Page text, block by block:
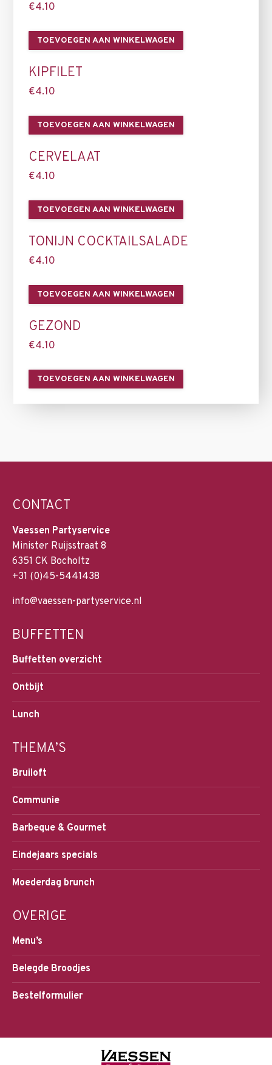
€4.10
TOEVOEGEN AAN WINKELWAGEN
KIPFILET
€4.10
TOEVOEGEN AAN WINKELWAGEN
CERVELAAT
€4.10
TOEVOEGEN AAN WINKELWAGEN
TONIJN COCKTAILSALADE
€4.10
TOEVOEGEN AAN WINKELWAGEN
GEZOND
€4.10
TOEVOEGEN AAN WINKELWAGEN
CONTACT
Vaessen Partyservice
Minister Ruijsstraat 8
6351 CK Bocholtz
+31 (0)45-5441438
info@vaessen-partyservice.nl
BUFFETTEN
Buffetten overzicht
Ontbijt
Lunch
THEMA’S
Bruiloft
Communie
Barbeque & Gourmet
Eindejaars specials
Moederdag brunch
OVERIGE
Menu’s
Belegde Broodjes
Bestelformulier